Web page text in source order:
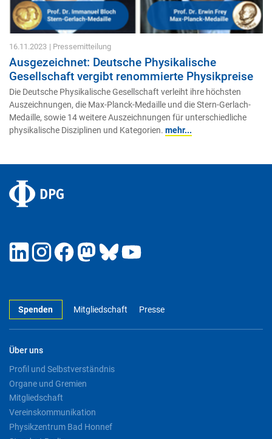
16.11.2023 | Pressemitteilung
Ausgezeichnet: Deutsche Physikalische
Gesellschaft vergibt renommierte Physikpreise
Die Deutsche Physikalische Gesellschaft verleiht ihre höchsten
Auszeichnungen, die Max-Planck-Medaille und die Stern-Gerlach-
Medaille, sowie 14 weitere Auszeichnungen für unterschiedliche
physikalische Disziplinen und Kategorien. mehr...
Spenden Mitgliedschaft Presse
Über uns
Profil und Selbstverständnis
Organe und Gremien
Mitgliedschaft
Vereinskommunikation
Physikzentrum Bad Honnef